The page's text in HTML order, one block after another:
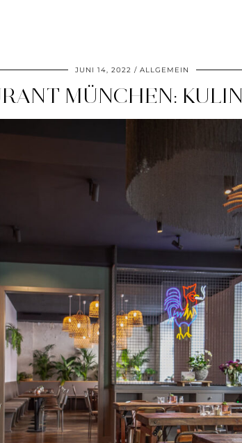
JUNI 14, 2022 ALLGEMEIN
MÜNCHEN: